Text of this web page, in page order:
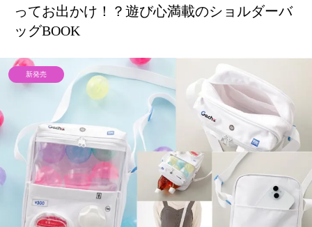
ってお出かけ！？遊び心満載のショルダーバ
ッグBOOK
新発売